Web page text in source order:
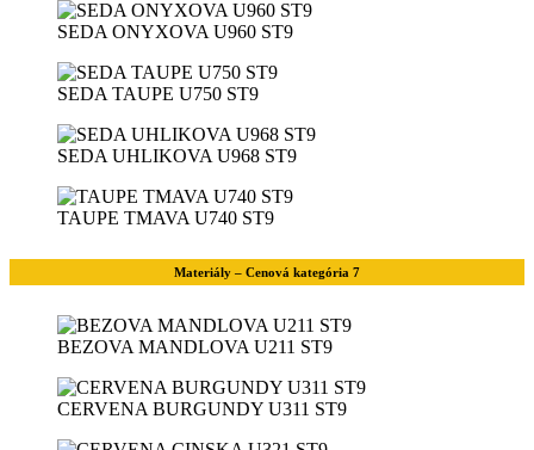
SEDA ONYXOVA U960 ST9
SEDA TAUPE U750 ST9
SEDA UHLIKOVA U968 ST9
TAUPE TMAVA U740 ST9
Materiály – Cenová kategória 7
BEZOVA MANDLOVA U211 ST9
CERVENA BURGUNDY U311 ST9